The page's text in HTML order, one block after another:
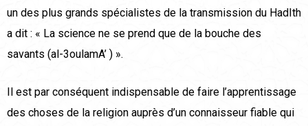
un des plus grands spécialistes de la transmission du HadIth
a dit : « La science ne se prend que de la bouche des
savants (al-3oulamA’ ) ».
Il est par conséquent indispensable de faire l’apprentissage
des choses de la religion auprès d’un connaisseur fiable qui